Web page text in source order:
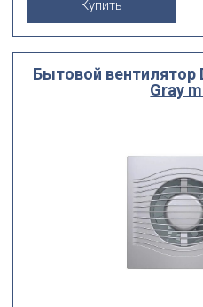
Купить
Бытовой вентилятор
Gray